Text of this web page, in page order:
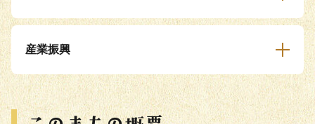
産業振興